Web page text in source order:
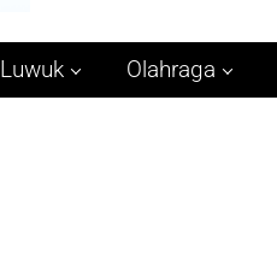
Luwuk Olahraga